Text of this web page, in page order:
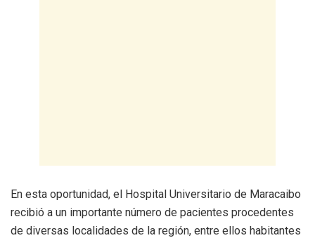
En esta oportunidad, el Hospital Universitario de Maracaibo
recibió a un importante número de pacientes procedentes
de diversas localidades de la región, entre ellos habitantes